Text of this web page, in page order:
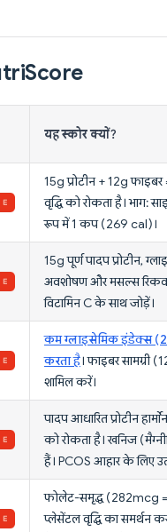
यह स्कोर क्यों?
15g प्रोटीन + 12g
वृद्धि को रोकता है। भाग:
रूप में 1 कप (269 cal)।
15g पूर्ण पादप प्रोटीन,
अवशोषण और मसल्स
विटामिन C के साथ जोड़ें।
कम ग्लाइसेमिक इंडेक्स
करता है। फाइबर सामग्री
शामिल करें।
पादप आधारित प्रोटीन
को रोकता है। खनिज
हैं। PCOS आहार के लिए
फोलेट-समृद्ध (282mcg =
प्लेसेंटल वृद्धि का समर्थन